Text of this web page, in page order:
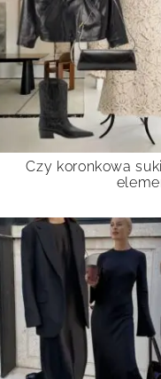
Czy koronkowa